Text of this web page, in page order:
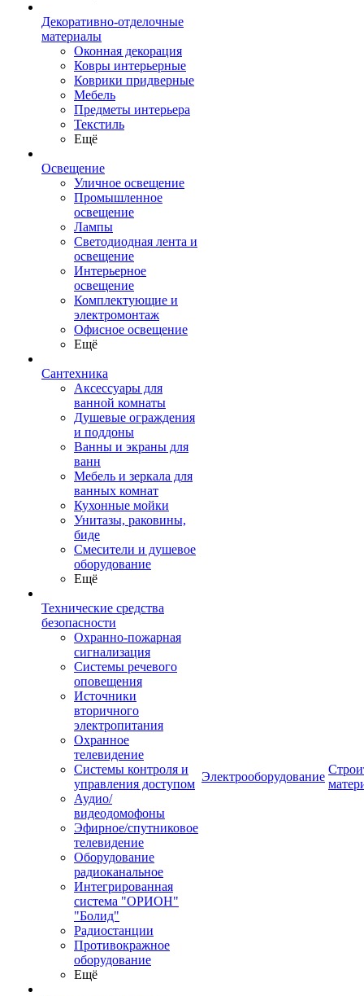
Декоративно-отделочные
материалы
Оконная декорация
Ковры интерьерные
Коврики придверные
Мебель
Предметы интерьера
Текстиль
Ещё
Освещение
Уличное освещение
Промышленное
освещение
Лампы
Светодиодная лента и
освещение
Интерьерное
освещение
Комплектующие и
электромонтаж
Офисное освещение
Ещё
Сантехника
Аксессуары для
ванной комнаты
Душевые ограждения
и поддоны
Ванны и экраны для
ванн
Мебель и зеркала для
ванных комнат
Кухонные мойки
Унитазы, раковины,
биде
Смесители и душевое
оборудование
Ещё
Технические средства
безопасности
Охранно-пожарная
сигнализация
Системы речевого
оповещения
Источники
вторичного
электропитания
Охранное
телевидение
Системы контроля и
управления доступом
Аудио/
видеодомофоны
Эфирное/спутниковое
телевидение
Оборудование
радиоканальное
Интегрированная
система "ОРИОН"
"Болид"
Радиостанции
Противокражное
оборудование
Ещё
Электрооборудование